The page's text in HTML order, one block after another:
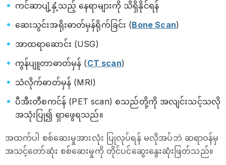
ကင်ဆာပျံ့နှံ့သည့် နေရာများကို သိရှိနိုင်ရန်
ဆေးသွင်းအရိုးဓာတ်မှန်ရိုက်ခြင်း (Bone Scan)
အာထရာဆောင်း (USG)
ကွန်ပျူတာဓာတ်မှန် (CT scan)
သံလိုက်ဓာတ်မှန် (MRI)
ပီအီးတီစကင်န် (PET scan) စသည်တို့ကို အလျင်းသင့်သလို
အသုံးပြု၍ ရှာဖွေရသည်။
အထက်ပါ စစ်ဆေးမှုအားလုံး ပြုလုပ်ရန် မလိုအပ်ဘဲ ဆရာဝန်မှ
အသင့်တော်ဆုံး စစ်ဆေးမှုကို တိုင်ပင်ဆွေးနွေးဆုံးဖြတ်သည်။